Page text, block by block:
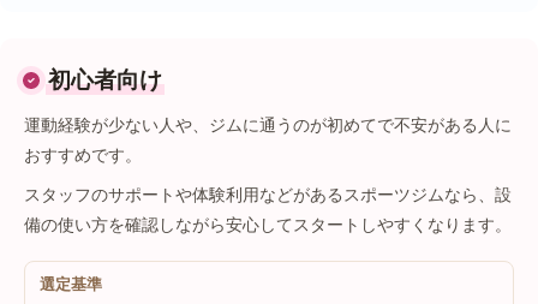
初心者向け
運動経験が少ない人や、ジムに通うのが初めてで不安がある人に
おすすめです。
スタッフのサポートや体験利用などがあるスポーツジムなら、設
備の使い方を確認しながら安心してスタートしやすくなります。
選定基準